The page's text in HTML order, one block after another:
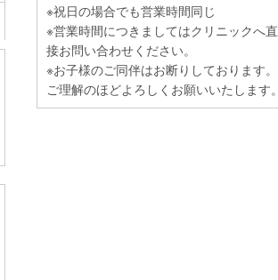
※祝日の場合でも営業時間同じ
※営業時間につきましてはクリニックへ直
接お問い合わせください。
※お子様のご同伴はお断りしております。
ご理解のほどよろしくお願いいたします。